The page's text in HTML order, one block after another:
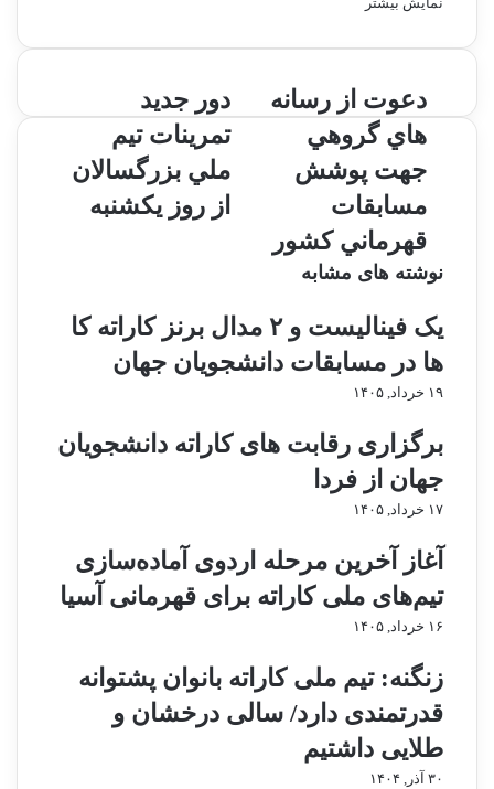
د
و
ر
ي
ا
ي
ب
ز
ر
ا
دور جديد
تمرينات تيم
ملي بزرگسالان
از روز يكشنبه
د
ع
و
ت
ز
ر
ا
ه
ه
ا
ي
ر
ه
ي
ه
پ
و
ش
س
ب
دعوت از رسانه
هاي گروهي
جهت پوشش
مسابقات
قهرماني كشور
نوشته های مشابه
یک فینالیست و ۲ مدال برنز کاراته کا
ها در مسابقات دانشجویان جهان
۱۹ خرداد, ۱۴۰۵
برگزاری رقابت های کاراته دانشجویان
جهان از فردا
۱۷ خرداد, ۱۴۰۵
آغاز آخرین مرحله اردوی آماده‌سازی
تیم‌های ملی کاراته برای قهرمانی آسیا
۱۶ خرداد, ۱۴۰۵
زنگنه: تیم ملی کاراته بانوان پشتوانه
قدرتمندی دارد/ سالی درخشان و
طلایی داشتیم
۳۰ آذر, ۱۴۰۴